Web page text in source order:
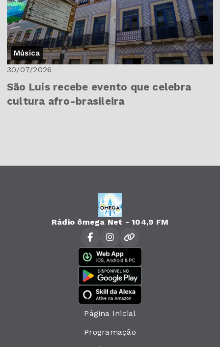
Música
30/07/2026
São Luís recebe evento que celebra
cultura afro-brasileira
Rádio ômega Net - 104,9 FM
Página Inicial
Programação